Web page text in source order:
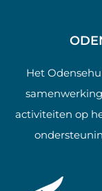
Het
activiteiten op